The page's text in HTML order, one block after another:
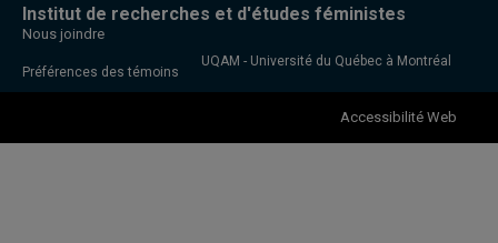
Institut de recherches et d'études féministes
Nous joindre
Préférences des témoins
UQAM - Université du Québec à Montréal
Accessibilité Web